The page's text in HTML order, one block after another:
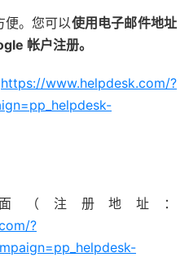
。您可以使用电子邮件地址
帐户注册。
https://www.helpdesk.com/?
（注册地址：
?